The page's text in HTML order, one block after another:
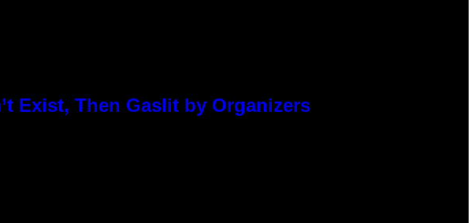
Exist, Then Gaslit by Organizers